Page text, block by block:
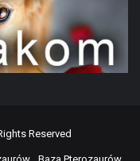
Reserved